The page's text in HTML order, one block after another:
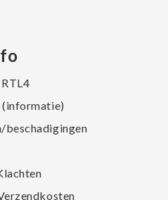
(informatie)
beschadigingen